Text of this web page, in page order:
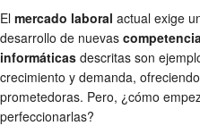
El mercado laboral actual exige
desarrollo de nuevas
informáticas descritas son
crecimiento y demanda,
prometedoras. Pero, ¿cómo
perfeccionarlas?